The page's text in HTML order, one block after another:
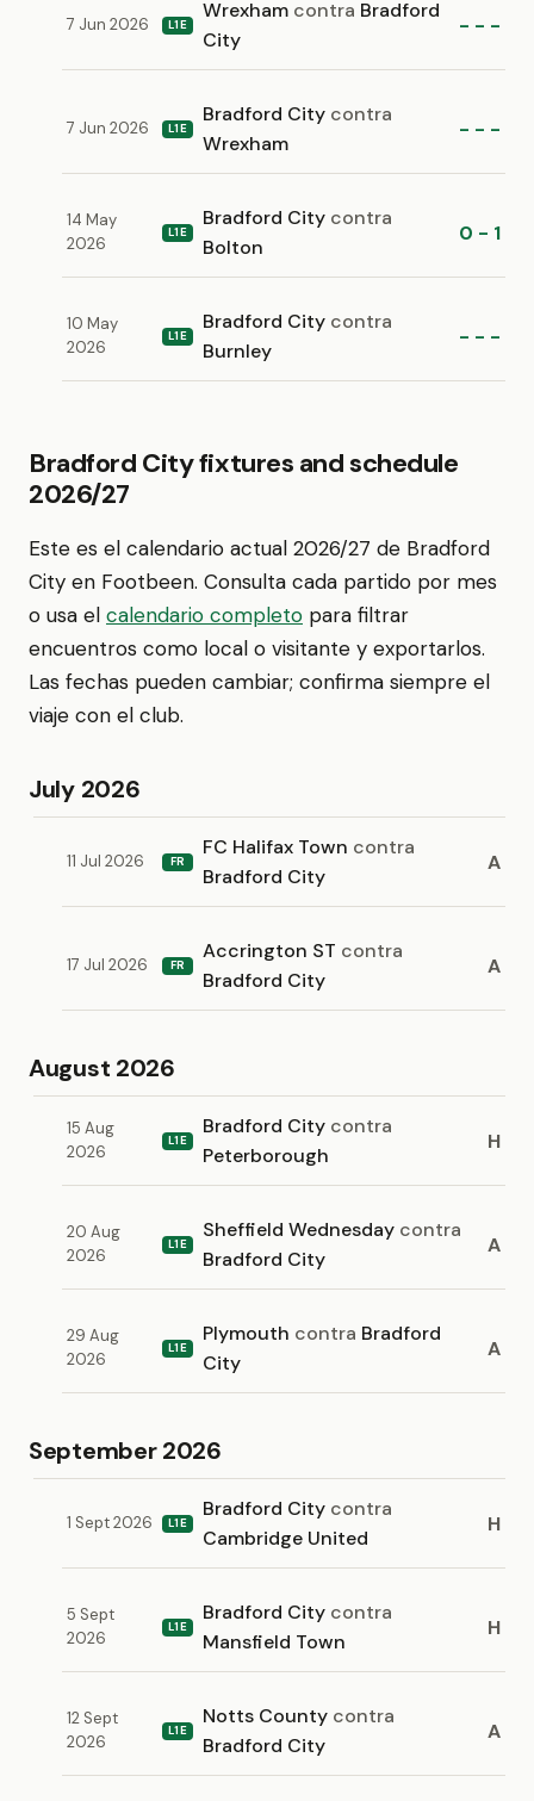
7 Jun 2026 L1E
Wrexham contra Bradford
City
- - -
7 Jun 2026 L1E
Bradford City contra
Wrexham
- - -
14 May
2026
L1E
Bradford City contra
Bolton
0 - 1
10 May
2026
L1E
Bradford City contra
Burnley
- - -
Bradford City fixtures and schedule
2026/27
Este es el calendario actual 2026/27 de Bradford
City en Footbeen. Consulta cada partido por mes
o usa el calendario completo para filtrar
encuentros como local o visitante y exportarlos.
Las fechas pueden cambiar; confirma siempre el
viaje con el club.
July 2026
11 Jul 2026 FR
FC Halifax Town contra
Bradford City
A
17 Jul 2026 FR
Accrington ST contra
Bradford City
A
August 2026
15 Aug
2026
L1E
Bradford City contra
Peterborough
H
20 Aug
2026
L1E
Sheffield Wednesday contra
Bradford City
A
29 Aug
2026
L1E
Plymouth contra Bradford
City
A
September 2026
1 Sept 2026 L1E
Bradford City contra
Cambridge United
H
5 Sept
2026
L1E
Bradford City contra
Mansfield Town
H
12 Sept
2026
L1E
Notts County contra
Bradford City
A